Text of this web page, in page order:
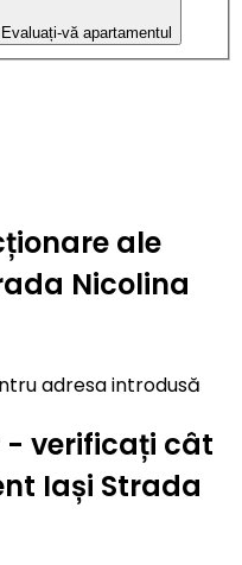
Evaluați-vă apartamentul
ale
Nicolina
adresa introdusă
- verificați cât
Iași Strada